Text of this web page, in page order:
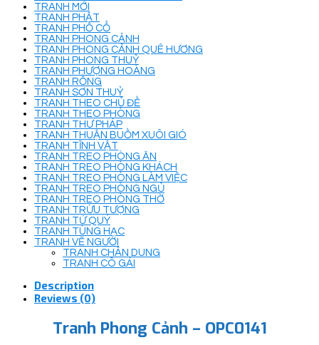
TRANH MỚI
TRANH PHẬT
TRANH PHỐ CỔ
TRANH PHONG CẢNH
TRANH PHONG CẢNH QUÊ HƯƠNG
TRANH PHONG THUỶ
TRANH PHƯỢNG HOÀNG
TRANH RỒNG
TRANH SƠN THUỶ
TRANH THEO CHỦ ĐỀ
TRANH THEO PHÒNG
TRANH THƯ PHÁP
TRANH THUẬN BUỒM XUÔI GIÓ
TRANH TĨNH VẬT
TRANH TREO PHÒNG ĂN
TRANH TREO PHÒNG KHÁCH
TRANH TREO PHÒNG LÀM VIỆC
TRANH TREO PHÒNG NGỦ
TRANH TREO PHÒNG THỜ
TRANH TRỪU TƯỢNG
TRANH TỨ QUÝ
TRANH TÙNG HẠC
TRANH VẼ NGƯỜI
TRANH CHÂN DUNG
TRANH CÔ GÁI
Description
Reviews (0)
Tranh Phong Cảnh – OPC0141